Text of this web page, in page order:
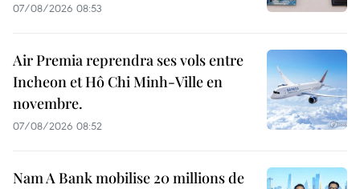
07/08/2026 08:53
Air Premia reprendra ses vols entre
Incheon et Hô Chi Minh-Ville en
novembre.
07/08/2026 08:52
Nam A Bank mobilise 20 millions de